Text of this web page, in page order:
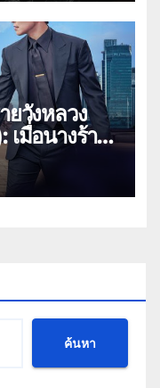
ยวังหลวง
มื่อนางร้าย
ม พร้อม
ค้นหา